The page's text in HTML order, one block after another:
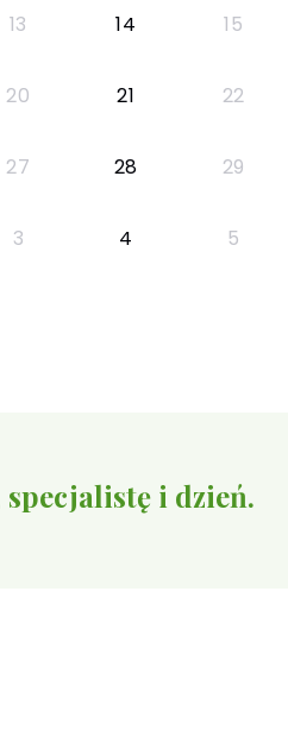
13 14 15
20 21 22
27 28 29
3 4 5
specjalistę i dzień.